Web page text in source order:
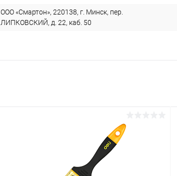
ООО «Смартон», 220138, г. Минск, пер.
ЛИПКОВСКИЙ, д. 22, каб. 50